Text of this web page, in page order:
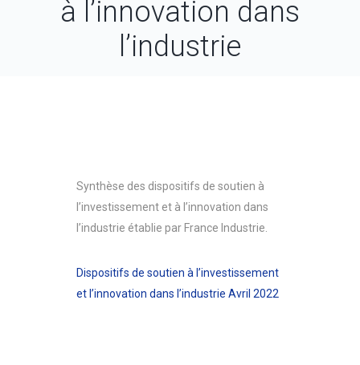
à l’innovation dans
l’industrie
Synthèse des dispositifs de soutien à
l’investissement et à l’innovation dans
l’industrie établie par France Industrie.
Dispositifs de soutien à l’investissement
et l’innovation dans l’industrie Avril 2022